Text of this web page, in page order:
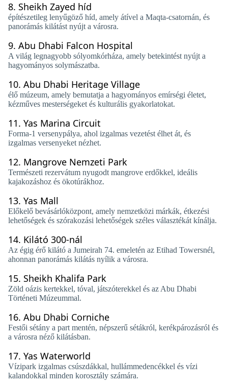
8. Sheikh Zayed híd
építészetileg lenyűgöző híd, amely átível a Maqta-csatornán, és
panorámás kilátást nyújt a városra.
9. Abu Dhabi Falcon Hospital
A világ legnagyobb sólyomkórháza, amely betekintést nyújt a
hagyományos solymászatba.
10. Abu Dhabi Heritage Village
élő múzeum, amely bemutatja a hagyományos emírségi életet,
kézműves mesterségeket és kulturális gyakorlatokat.
11. Yas Marina Circuit
Forma-1 versenypálya, ahol izgalmas vezetést élhet át, és
izgalmas versenyeket nézhet.
12. Mangrove Nemzeti Park
Természeti rezervátum nyugodt mangrove erdőkkel, ideális
kajakozáshoz és ökotúrákhoz.
13. Yas Mall
Előkelő bevásárlóközpont, amely nemzetközi márkák, étkezési
lehetőségek és szórakozási lehetőségek széles választékát kínálja.
14. Kilátó 300-nál
Az égig érő kilátó a Jumeirah 74. emeletén az Etihad Towersnél,
ahonnan panorámás kilátás nyílik a városra.
15. Sheikh Khalifa Park
Zöld oázis kertekkel, tóval, játszóterekkel és az Abu Dhabi
Történeti Múzeummal.
16. Abu Dhabi Corniche
Festői sétány a part mentén, népszerű sétákról, kerékpározásról és
a városra néző kilátásban.
17. Yas Waterworld
Vízipark izgalmas csúszdákkal, hullámmedencékkel és vízi
kalandokkal minden korosztály számára.